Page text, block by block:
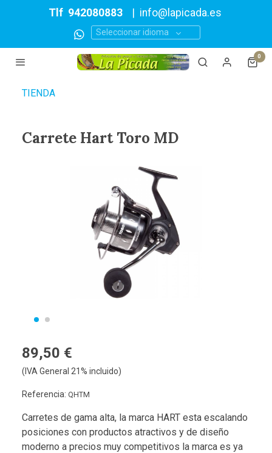
Tlf 942080883 info@lapicada.es
Seleccionar idioma
0
TIENDA
Carrete Hart Toro MD
89,50 €
(IVA General 21% incluido)
Referencia: QHTM
Carretes de gama alta, la marca HART esta escalando
posiciones con productos atractivos y de diseño
moderno a precios muy competitivos la marca es ya